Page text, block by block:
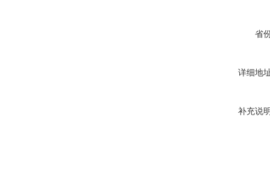
省
详细地
补充说